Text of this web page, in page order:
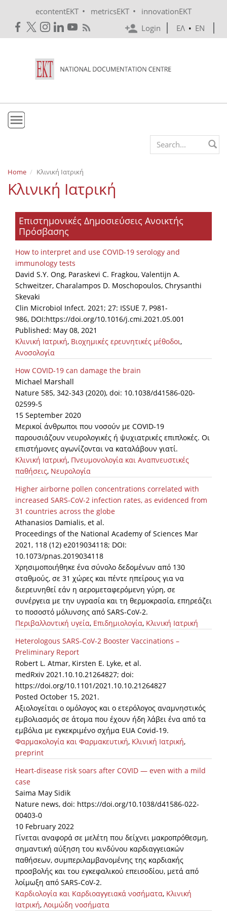
econtentEKT • metricsEKT •
innovationEKT
Login
ΕΛ • EN
Mission & Vision
Policies
e-Infrastructure
Organisational Structure
EKT Tenders
EKT Websites
Projects
Services
Publications
Annual Reports
Publications for R&D Metrics & Indicators
Publications for Libraries
Informational Publications
News & Information
News
Events
Press Centre
"Innovation, Research & Technology" magazine
Contact
Helpdesks
Telephone & email Directory
Access to EKT
Search form
Home Κλινική Ιατρική
Κλινική Ιατρική
Επιστημονικές Δημοσιεύσεις Ανοικτής
Πρόσβασης
How to interpret and use COVID-19 serology and
immunology tests
David S.Y. Ong, Paraskevi C. Fragkou, Valentijn A.
Schweitzer, Charalampos D. Moschopoulos, Chrysanthi
Skevaki
Clin Microbiol Infect. 2021; 27: ISSUE 7, P981-
986, DOI:https://doi.org/10.1016/j.cmi.2021.05.001
Published: May 08, 2021
Κλινική Ιατρική, Βιοχημικές ερευνητικές μέθοδοι,
Ανοσολογία
How COVID-19 can damage the brain
Michael Marshall
Nature 585, 342-343 (2020), doi: 10.1038/d41586-020-
02599-5
15 September 2020
Μερικοί άνθρωποι που νοσούν με COVID-19
παρουσιάζουν νευρολογικές ή ψυχιατρικές επιπλοκές. Οι
επιστήμονες αγωνίζονται να καταλάβουν γιατί.
Κλινική Ιατρική, Πνευμονολογία και Αναπνευστικές
παθήσεις, Νευρολογία
Higher airborne pollen concentrations correlated with
increased SARS-CoV-2 infection rates, as evidenced from
31 countries across the globe
Athanasios Damialis, et al.
Proceedings of the National Academy of Sciences Mar
2021, 118 (12) e2019034118; DOI:
10.1073/pnas.2019034118
Χρησιμοποιήθηκε ένα σύνολο δεδομένων από 130
σταθμούς, σε 31 χώρες και πέντε ηπείρους για να
διερευνηθεί εάν η αερομεταφερόμενη γύρη, σε
συνέργεια με την υγρασία και τη θερμοκρασία, επηρεάζει
το ποσοστό μόλυνσης από SARS-CoV-2.
Περιβαλλοντική υγεία, Επιδημιολογία, Κλινική Ιατρική
Heterologous SARS-CoV-2 Booster Vaccinations –
Preliminary Report
Robert L. Atmar, Kirsten E. Lyke, et al.
medRxiv 2021.10.10.21264827; doi:
https://doi.org/10.1101/2021.10.10.21264827
Posted October 15, 2021.
Αξιολογείται ο ομόλογος και ο ετερόλογος αναμνηστικός
εμβολιασμός σε άτομα που έχουν ήδη λάβει ένα από τα
εμβόλια με εγκεκριμένο σχήμα EUA Covid-19.
Φαρμακολογία και Φαρμακευτική, Κλινική Ιατρική,
preprint
Heart-disease risk soars after COVID — even with a mild
case
Saima May Sidik
Nature news, doi: https://doi.org/10.1038/d41586-022-
00403-0
10 February 2022
Γίνεται αναφορά σε μελέτη που δείχνει μακροπρόθεσμη,
σημαντική αύξηση του κινδύνου καρδιαγγειακών
παθήσεων, συμπεριλαμβανομένης της καρδιακής
προσβολής και του εγκεφαλικού επεισοδίου, μετά από
λοίμωξη από SARS-CoV-2.
Καρδιολογία και Καρδιοαγγειακά νοσήματα, Κλινική
Ιατρική, Λοιμώδη νοσήματα